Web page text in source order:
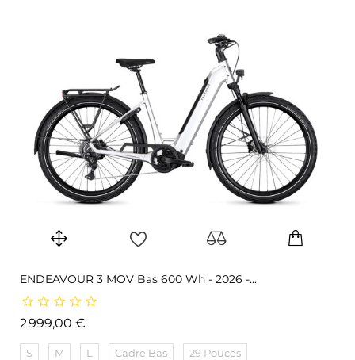
ENDEAVOUR 3 MOV Bas 600 Wh - 2026 -...
2 999,00 €
S M L Cadre Bas 29 Pouces